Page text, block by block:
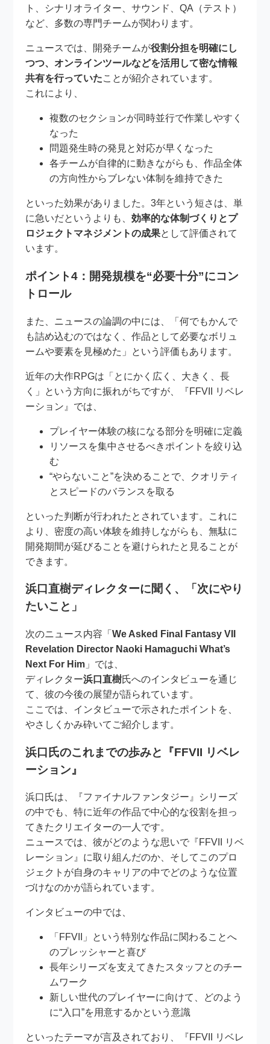
ト、シナリオライター、サウンド、QA（テスト）
など、多数の専門チームが関わります。
ニュースでは、開発チームが役割分担を明確にし
つつ、オンラインツールなどを活用して密な情報
共有を行っていたことが紹介されています。
これにより、
複数のセクションが同時並行で作業しやすく
なった
問題発生時の発見と対応が早くなった
各チームが自律的に動きながらも、作品全体
の方向性からブレない体制を維持できた
といった効果がありました。3年という短さは、単
に急いだというよりも、効率的な体制づくりとプ
ロジェクトマネジメントの成果として評価されて
います。
ポイント4：開発規模を“必要十分”にコン
トロール
また、ニュースの論調の中には、「何でもかんで
も詰め込むのではなく、作品として必要なボリュ
ームや要素を見極めた」という評価もあります。
近年の大作RPGは「とにかく広く、大きく、長
く」という方向に振れがちですが、『FFVII リベレ
ーション』では、
プレイヤー体験の核になる部分を明確に定義
リソースを集中させるべきポイントを絞り込
む
“やらないこと”を決めることで、クオリティ
とスピードのバランスを取る
といった判断が行われたとされています。これに
より、密度の高い体験を維持しながらも、無駄に
開発期間が延びることを避けられたと見ることが
できます。
浜口直樹ディレクターに聞く、「次にやり
たいこと」
次のニュース内容「We Asked Final Fantasy VII
Revelation Director Naoki Hamaguchi What’s
Next For Him 」では、
ディレクター浜口直樹氏へのインタビューを通じ
て、彼の今後の展望が語られています。
ここでは、インタビューで示されたポイントを、
やさしくかみ砕いてご紹介します。
浜口氏のこれまでの歩みと『FFVII リベレ
ーション』
浜口氏は、『ファイナルファンタジー』シリーズ
の中でも、特に近年の作品で中心的な役割を担っ
てきたクリエイターの一人です。
ニュースでは、彼がどのような思いで『FFVII リベ
レーション』に取り組んだのか、そしてこのプロ
ジェクトが自身のキャリアの中でどのような位置
づけなのかが語られています。
インタビューの中では、
「FFVII」という特別な作品に関わることへ
のプレッシャーと喜び
長年シリーズを支えてきたスタッフとのチー
ムワーク
新しい世代のプレイヤーに向けて、どのよう
に“入口”を用意するかという意識
といったテーマが言及されており、『FFVII リベレ